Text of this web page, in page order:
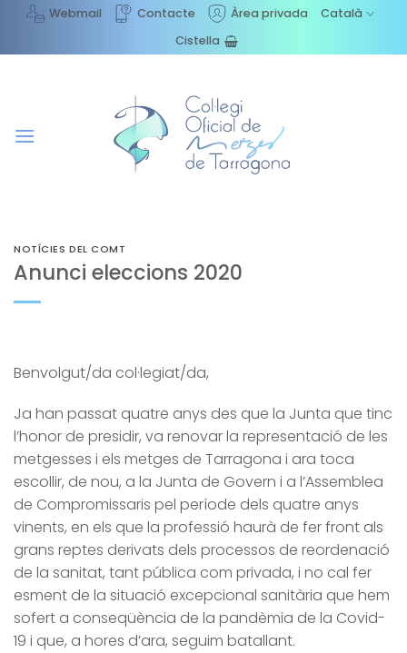
content
Webmail Contacte Àrea privada
Català
Cistella
NOTÍCIES DEL COMT
Anunci eleccions 2020
Benvolgut/da col·legiat/da,
Ja han passat quatre anys des que la Junta que tinc
l’honor de presidir, va renovar la representació de les
metgesses i els metges de Tarragona i ara toca
escollir, de nou, a la Junta de Govern i a l’Assemblea
de Compromissaris pel període dels quatre anys
vinents, en els que la professió haurà de fer front als
grans reptes derivats dels processos de reordenació
de la sanitat, tant pública com privada, i no cal fer
esment de la situació excepcional sanitària que hem
sofert a conseqüència de la pandèmia de la Covid-
19 i que, a hores d’ara, seguim batallant.